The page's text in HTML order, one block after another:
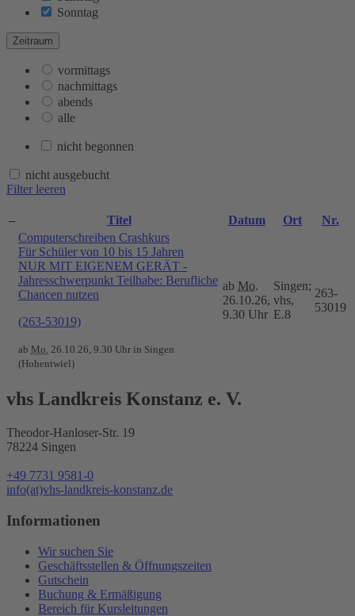
Sonntag
Zeitraum
vormittags
nachmittags
abends
alle
nicht begonnen
nicht ausgebucht
Filter leeren
– Titel Datum Ort
Nr.
Computerschreiben Crashkurs
Für Schüler von 10 bis 15 Jahren
NUR MIT EIGENEM GERÄT -
Jahresschwerpunkt Teilhabe: Berufliche
Chancen nutzen
(263-53019)
ab Mo. 26.10.26, 9.30 Uhr in Singen
(Hohentwiel)
ab Mo.
26.10.26,
9.30 Uhr
Singen;
vhs,
E.8
263-
53019
vhs Landkreis Konstanz e. V.
Theodor-Hanloser-Str. 19
78224 Singen
+49 7731 9581-0
info(at)vhs-landkreis-konstanz.de
Informationen
Wir suchen Sie
Geschäftsstellen & Öffnungszeiten
Gutschein
Buchung & Ermäßigung
Bereich für Kursleitungen